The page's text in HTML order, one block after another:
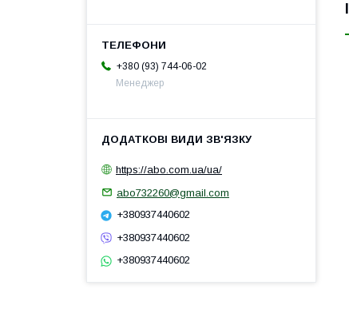
+380 (93) 744-06-02
Менеджер
https://abo.com.ua/ua/
abo732260@gmail.com
+380937440602
+380937440602
+380937440602